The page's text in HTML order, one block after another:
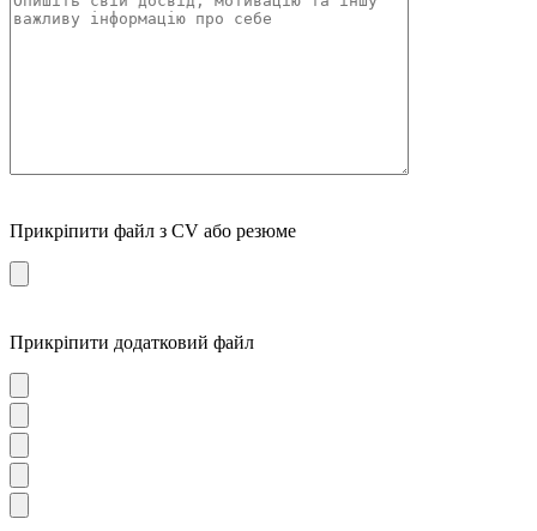
Прикріпити файл з CV або резюме
Прикріпити додатковий файл